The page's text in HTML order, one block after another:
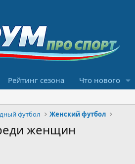
Рейтинг сезона Что нового
футбол Женский футбол
женщин